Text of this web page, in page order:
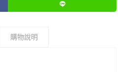
購物說明